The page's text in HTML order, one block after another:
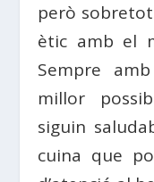
però
ètic amb el
Sempre
millor
siguin
cuina que